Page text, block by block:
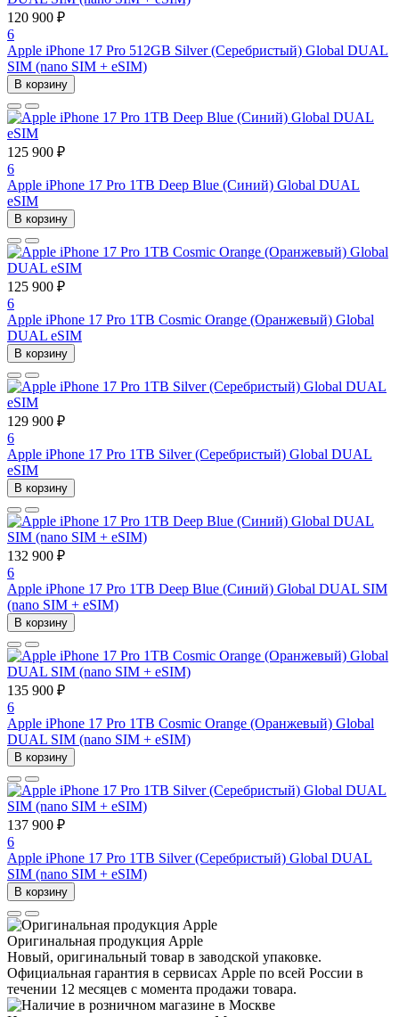
120 900 ₽
6
Apple iPhone 17 Pro 512GB Silver (Серебристый) Global DUAL
SIM (nano SIM + eSIM)
В корзину
125 900 ₽
6
Apple iPhone 17 Pro 1TB Deep Blue (Синий) Global DUAL
eSIM
В корзину
125 900 ₽
6
Apple iPhone 17 Pro 1TB Cosmic Orange (Оранжевый) Global
DUAL eSIM
В корзину
129 900 ₽
6
Apple iPhone 17 Pro 1TB Silver (Серебристый) Global DUAL
eSIM
В корзину
132 900 ₽
6
Apple iPhone 17 Pro 1TB Deep Blue (Синий) Global DUAL SIM
(nano SIM + eSIM)
В корзину
135 900 ₽
6
Apple iPhone 17 Pro 1TB Cosmic Orange (Оранжевый) Global
DUAL SIM (nano SIM + eSIM)
В корзину
137 900 ₽
6
Apple iPhone 17 Pro 1TB Silver (Серебристый) Global DUAL
SIM (nano SIM + eSIM)
В корзину
Оригинальная продукция Apple
Новый, оригинальный товар в заводской упаковке.
Официальная гарантия в сервисах Apple по всей России в
течении 12 месяцев с момента продажи товара.